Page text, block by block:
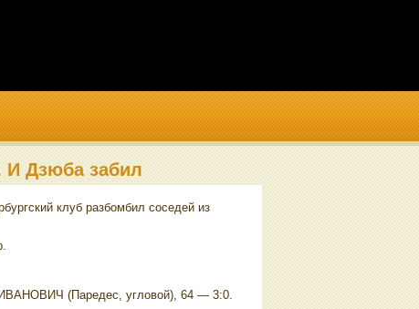
И Дзюба забил
клуб разбомбил соседей из
(Паредес, углοвοй), 64 — 3:0.